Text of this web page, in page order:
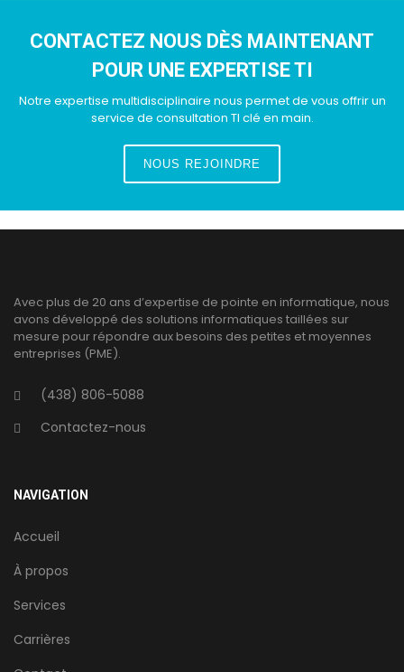
CONTACTEZ NOUS DÈS MAINTENANT
POUR UNE EXPERTISE TI
Notre expertise multidisciplinaire nous permet de vous offrir un
service de consultation TI clé en main.
NOUS REJOINDRE
Avec plus de 20 ans d’expertise de pointe en informatique, nous
avons développé des solutions informatiques taillées sur
mesure pour répondre aux besoins des petites et moyennes
entreprises (PME).
(438) 806-5088
Contactez-nous
NAVIGATION
Accueil
À propos
Services
Carrières